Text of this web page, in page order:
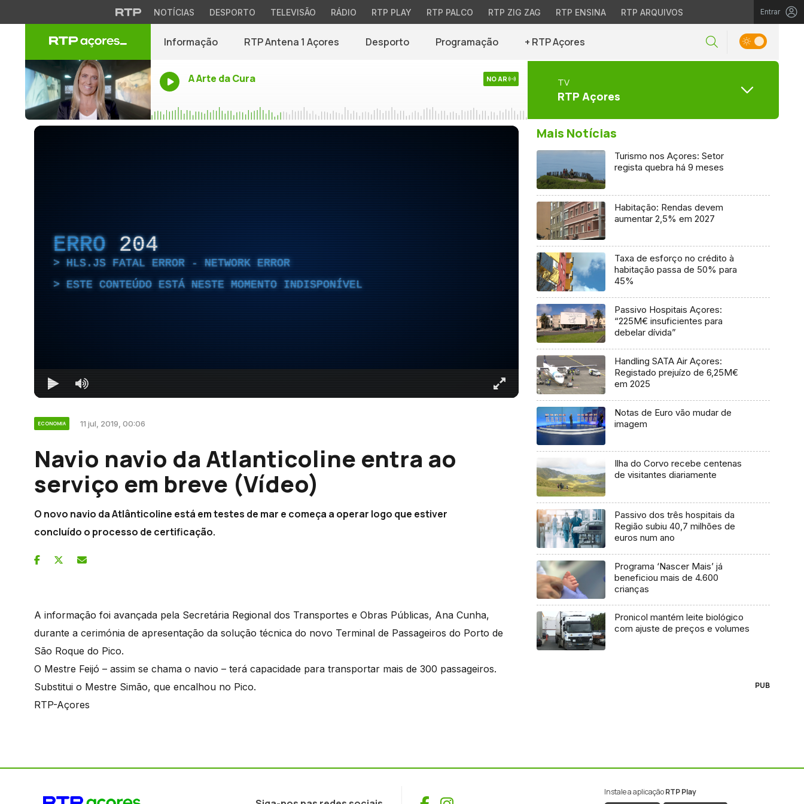
NOTÍCIAS DESPORTO TELEVISÃO RÁDIO RTP PLAY RTP PALCO RTP ZIG ZAG RTP ENSINA RTP ARQUIVOS Entrar
Informação RTP Antena 1 Açores Desporto Programação + RTP Açores
A Arte da Cura NO AR TV
RTP Açores
ERRO 204
HLS.JS FATAL ERROR - NETWORK ERROR
ESTE CONTEÚDO ESTÁ NESTE MOMENTO INDISPONÍVEL
ECONOMIA 11 jul, 2019, 00:06
Navio navio da Atlanticoline entra ao
serviço em breve (Vídeo)
O novo navio da Atlânticoline está em testes de mar e começa a operar logo que estiver
concluído o processo de certificação.
A informação foi avançada pela Secretária Regional dos Transportes e Obras Públicas, Ana Cunha,
durante a cerimónia de apresentação da solução técnica do novo Terminal de Passageiros do Porto de
São Roque do Pico.
O Mestre Feijó – assim se chama o navio – terá capacidade para transportar mais de 300 passageiros.
Substitui o Mestre Simão, que encalhou no Pico.
RTP-Açores
Mais Notícias
Turismo nos Açores: Setor
regista quebra há 9 meses
Habitação: Rendas devem
aumentar 2,5% em 2027
Taxa de esforço no crédito à
habitação passa de 50% para
45%
Passivo Hospitais Açores:
“225M€ insuficientes para
debelar dívida”
Handling SATA Air Açores:
Registado prejuízo de 6,25M€
em 2025
Notas de Euro vão mudar de
imagem
Ilha do Corvo recebe centenas
de visitantes diariamente
Passivo dos três hospitais da
Região subiu 40,7 milhões de
euros num ano
Programa ‘Nascer Mais’ já
beneficiou mais de 4.600
crianças
Pronicol mantém leite biológico
com ajuste de preços e volumes
PUB
Instale a aplicaçãoRTP Play